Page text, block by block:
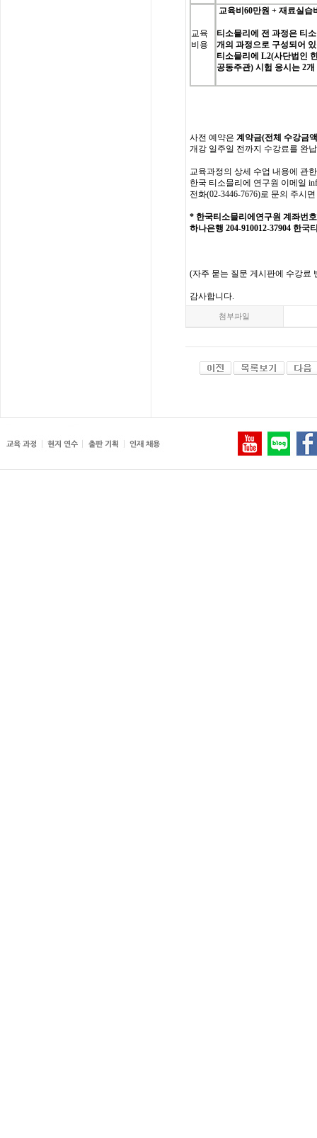
교육
비용
교육비60만원 +재료실습
티소믈리에 전 과정은 티
개의 과정으로 구성되어
티소믈리에 L2(사단법인
공동주관)시험 응시는 2개
사전 예약은 계약금(전체 수강금
개강 일주일 전까지 수강료를 완
교육과정의 상세 수업 내용에 관한
한국 티소믈리에 연구원 이메일
전화(02-3446-7676)로 문의 주시면
* 한국티소믈리에연구원 계좌번호
하나은행 204-910012-37904 한국
(자주 묻는 질문 게시판에 수강료
감사합니다.
첨부파일